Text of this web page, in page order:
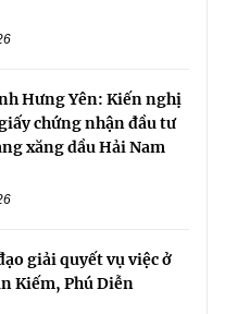
Hưng Yên: Kiến nghị
chứng nhận đầu tư
xăng dầu Hải Nam
giải quyết vụ việc ở
Kiếm, Phú Diễn